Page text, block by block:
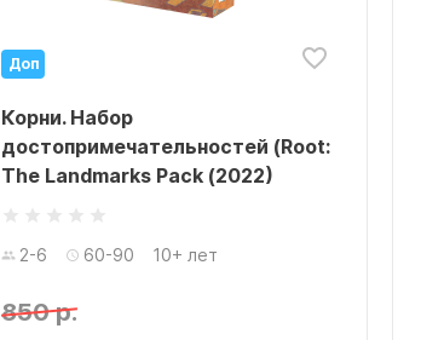
Доп
Корни. Набор
достопримечательностей (Root:
The Landmarks Pack (2022)
2-6 60-90 10+ лет
850 р.